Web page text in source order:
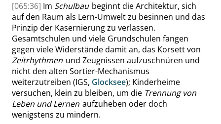
[065:36] Im Schulbau beginnt die Architektur, sich
auf den Raum als Lern-Umwelt zu besinnen und das
Prinzip der Kasernierung zu verlassen.
Gesamtschulen und viele Grundschulen fangen
gegen viele Widerstände damit an, das Korsett von
Zeitrhythmen und Zeugnissen aufzuschnüren und
nicht den alten Sortier-Mechanismus
weiterzutreiben (IGS, Glocksee); Kinderheime
versuchen, klein zu bleiben, um die Trennung von
Leben und Lernen aufzuheben oder doch
wenigstens zu mindern.